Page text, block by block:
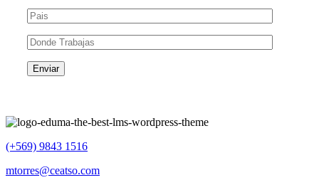
(+569) 9843 1516
mtorres@ceatso.com